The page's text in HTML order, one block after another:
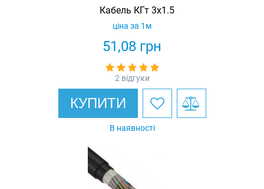
Кабель КГт 3х1.5
51,08 грн
ціна за 1м
2 відгуки
КУПИТИ
В наявності